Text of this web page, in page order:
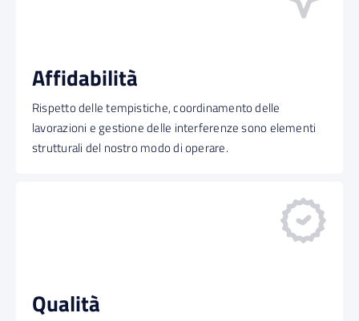
Affidabilità
Rispetto delle tempistiche, coordinamento delle
lavorazioni e gestione delle interferenze sono elementi
strutturali del nostro modo di operare.
Qualità